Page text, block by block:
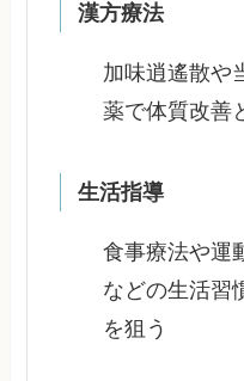
漢方療法
加味逍遙散や
薬で体質改善
生活指導
食事療法や運
などの生活習
を狙う